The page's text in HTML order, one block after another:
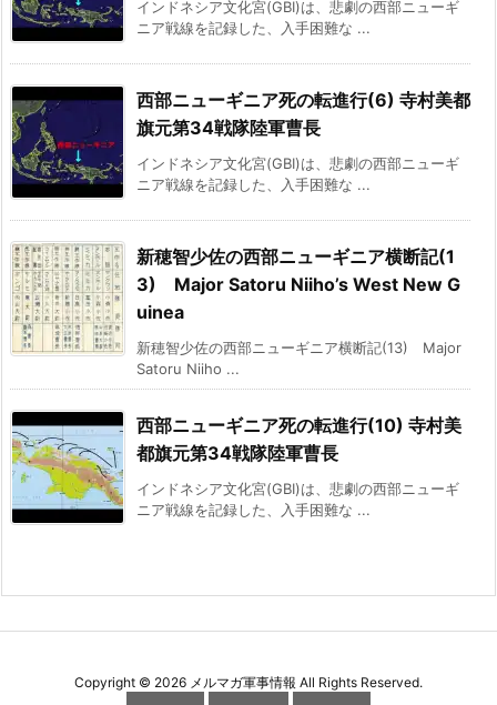
インドネシア文化宮(GBI)は、悲劇の西部ニューギ
ニア戦線を記録した、入手困難な ...
西部ニューギニア死の転進行(6) 寺村美都
旗元第34戦隊陸軍曹長
インドネシア文化宮(GBI)は、悲劇の西部ニューギ
ニア戦線を記録した、入手困難な ...
新穂智少佐の西部ニューギニア横断記(1
3) Major Satoru Niiho’s West New G
uinea
新穂智少佐の西部ニューギニア横断記(13) Major
Satoru Niiho ...
西部ニューギニア死の転進行(10) 寺村美
都旗元第34戦隊陸軍曹長
インドネシア文化宮(GBI)は、悲劇の西部ニューギ
ニア戦線を記録した、入手困難な ...
Copyright © 2026 メルマガ軍事情報 All Rights Reserved.